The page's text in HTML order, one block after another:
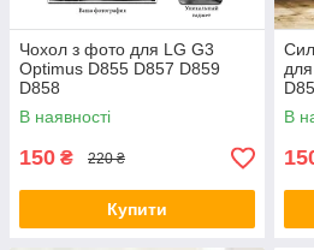
Чохол з фото для LG G3
Optimus D855 D857 D859
D858
В наявності
150 ₴ 220 ₴
Купити
В